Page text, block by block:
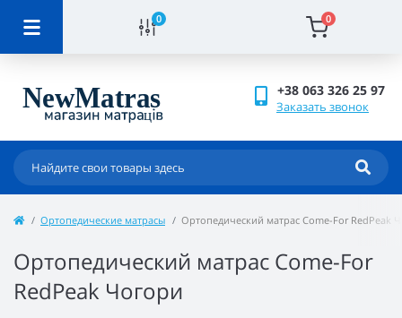
0 0
+38 063 326 25 97
Заказать звонок
Ортопедические матрасы Ортопедический матрас Come-For RedPeak
Ортопедический матрас Come-For
RedPeak Чогори